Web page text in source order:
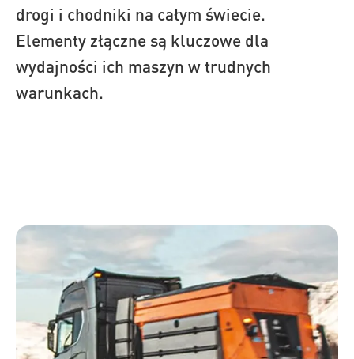
drogi i chodniki na całym świecie.
Elementy złączne są kluczowe dla
wydajności ich maszyn w trudnych
warunkach.